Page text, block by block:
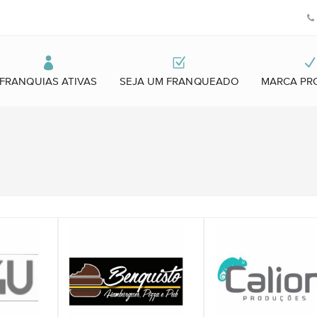
FRANQUIAS ATIVAS SEJA UM FRANQUEADO MARCA